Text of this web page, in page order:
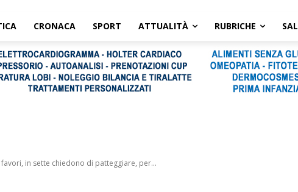
CRONACA SPORT ATTUALITÀ RUBRICHE
in sette chiedono di patteggiare, per...